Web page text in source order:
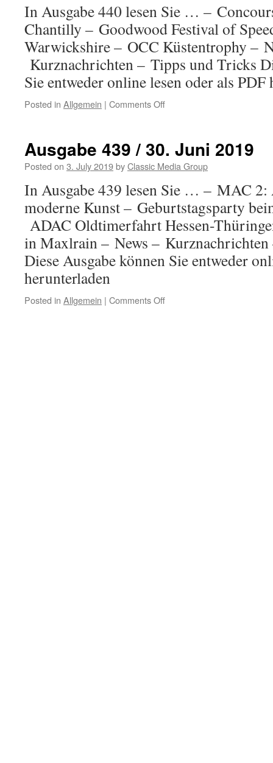
In Ausgabe 440 lesen Sie … –
Chantilly – Goodwood Festival of
Warwickshire – OCC Küstentrophy –
Kurznachrichten – Tipps und Tricks
Sie entweder online lesen oder als PDF
Posted in Allgemein | Comments Off
7.
Juli
Ausgabe 439 / 30. Juni 2019
Posted on 3. July 2019byClassic Media Group
In Ausgabe 439 lesen Sie … – MAC
moderne Kunst – Geburtstagsparty
ADAC Oldtimerfahrt Hessen-
in Maxlrain – News –
Diese Ausgabe können Sie entweder
herunterladen
Posted in Allgemein | Comments Off